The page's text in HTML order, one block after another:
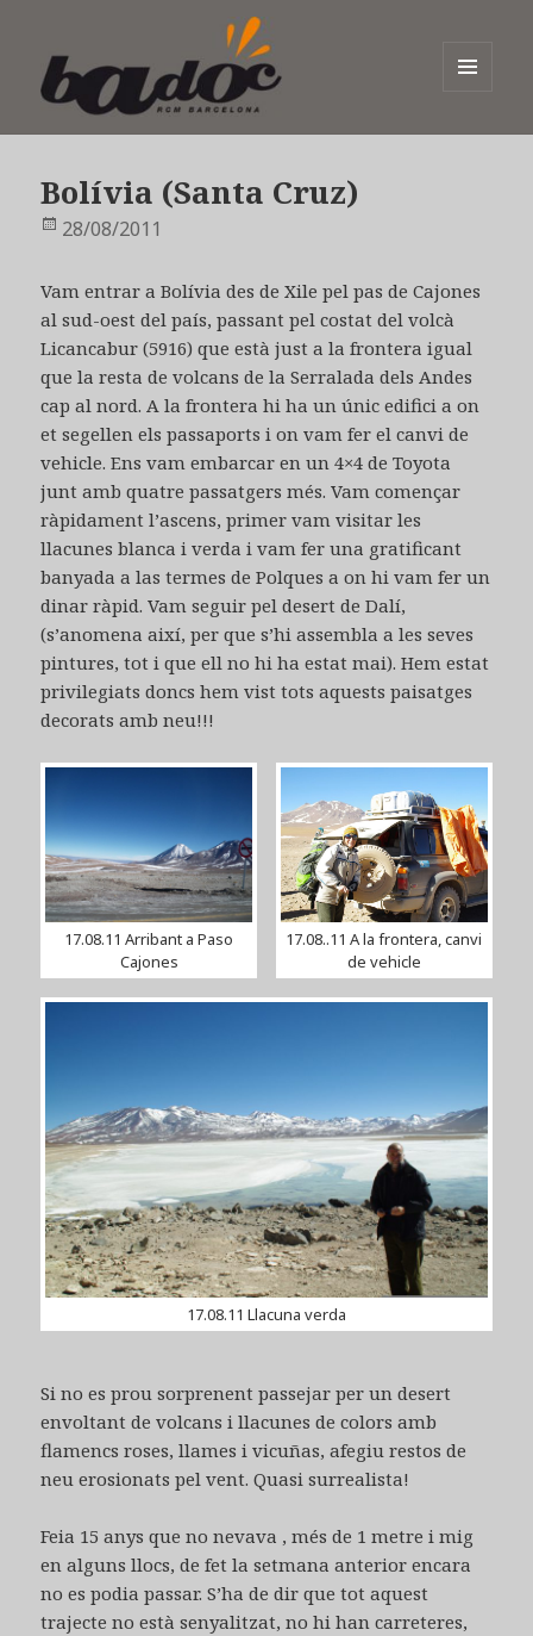
GINYS
Bolívia (Santa Cruz)
Publicat
28/08/2011
Vam entrar a Bolívia des de Xile pel pas de Cajones
al sud-oest del país, passant pel costat del volcà
Licancabur (5916) que està just a la frontera igual
que la resta de volcans de la Serralada dels Andes
cap al nord. A la frontera hi ha un únic edifici a on
et segellen els passaports i on vam fer el canvi de
vehicle. Ens vam embarcar en un 4×4 de Toyota
junt amb quatre passatgers més. Vam començar
ràpidament l’ascens, primer vam visitar les
llacunes blanca i verda i vam fer una gratificant
banyada a las termes de Polques a on hi vam fer un
dinar ràpid. Vam seguir pel desert de Dalí,
(s’anomena així, per que s’hi assembla a les seves
pintures, tot i que ell no hi ha estat mai). Hem estat
privilegiats doncs hem vist tots aquests paisatges
decorats amb neu!!!
17.08.11 Arribant a Paso
Cajones
17.08..11 A la frontera, canvi
de vehicle
17.08.11 Llacuna verda
Si no es prou sorprenent passejar per un desert
envoltant de volcans i llacunes de colors amb
flamencs roses, llames i vicuñas, afegiu restos de
neu erosionats pel vent. Quasi surrealista!
Feia 15 anys que no nevava , més de 1 metre i mig
en alguns llocs, de fet la setmana anterior encara
no es podia passar. S’ha de dir que tot aquest
trajecte no està senyalitzat, no hi han carreteres,